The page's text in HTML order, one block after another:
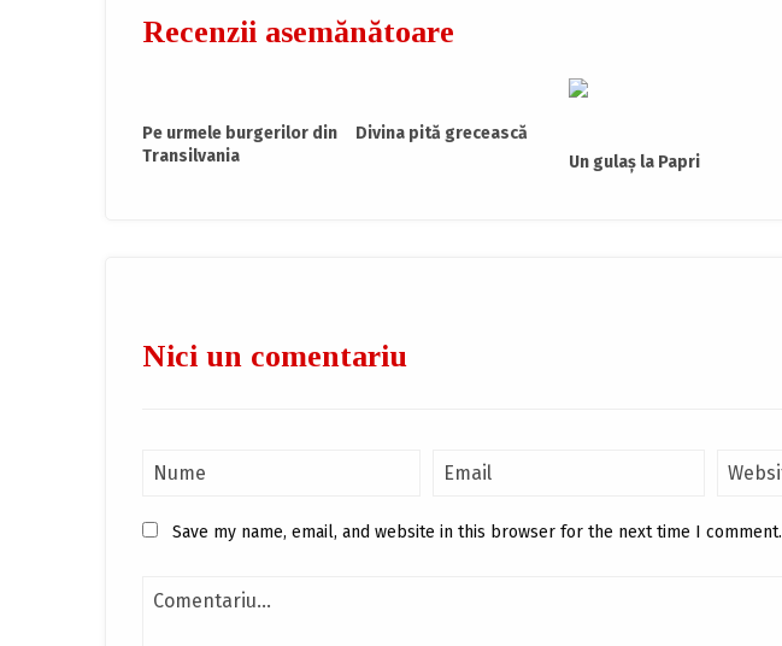
Recenzii asemănătoare
Pe urmele burgerilor din
Transilvania
Divina pită grecească
Un gulaş la Papri
Nici un comentariu
Save my name, email, and website in this browser for the next time I comment.